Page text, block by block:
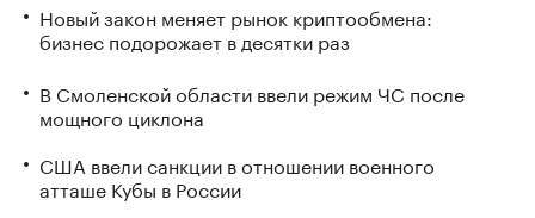
Новый закон меняет рынок криптообмена:
бизнес подорожает в десятки раз
В Смоленской области ввели режим ЧС после
мощного циклона
США ввели санкции в отношении военного
атташе Кубы в России